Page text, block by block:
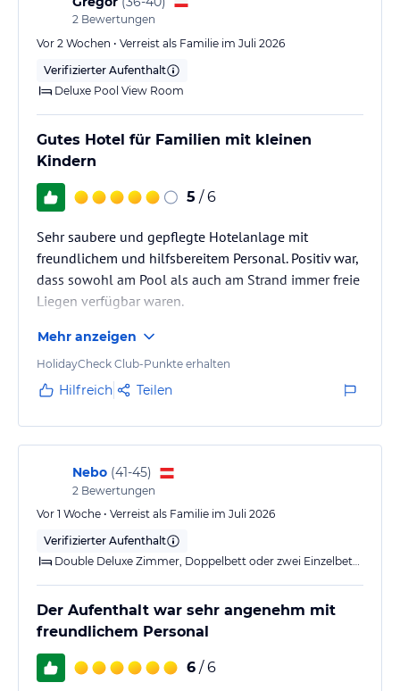
2 Bewertungen
Vor 2 Wochen • Verreist als Familie im Juli 2026
Verifizierter Aufenthalt
Deluxe Pool View Room
Gutes Hotel für Familien mit kleinen
Kindern
5 / 6
Sehr saubere und gepflegte Hotelanlage mit
freundlichem und hilfsbereitem Personal. Positiv war,
dass sowohl am Pool als auch am Strand immer freie
Liegen verfügbar waren.
Der Wasserpark ist eher für kleinere Kinder geeignet,
da es keine großen oder spektakulären Rutschen
gibt. Für unser 6-jähriges Kind war das Angebot noch
Die Zimmer sind etwas abgewohnt, aber insgesamt in
Ordnung. Ein kleines Problem mit der Dusche wurde
sofort behoben. Das Essen war okay, aber kein
besonderes Highlight. Negativ…
Mehr anzeigen
HolidayCheck Club-Punkte erhalten
Hilfreich Teilen
Nebo (41-45)
2 Bewertungen
Vor 1 Woche • Verreist als Familie im Juli 2026
Verifizierter Aufenthalt
Der Aufenthalt war sehr angenehm mit
freundlichem Personal
6 / 6